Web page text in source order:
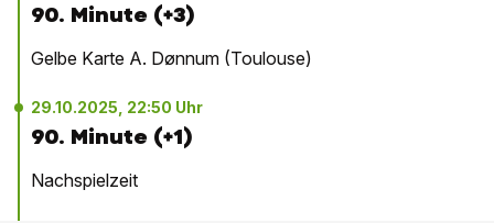
90. Minute (+3)
Gelbe Karte A. Dønnum (Toulouse)
29.10.2025, 22:50 Uhr
90. Minute (+1)
Nachspielzeit